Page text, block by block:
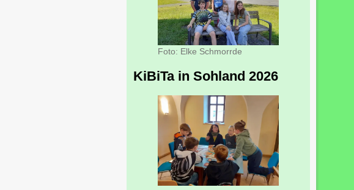
Foto: Elke Schmorrde
KiBiTa in Sohland 2026